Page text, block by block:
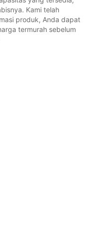
Kami telah
produk, Anda dapat
termurah sebelum